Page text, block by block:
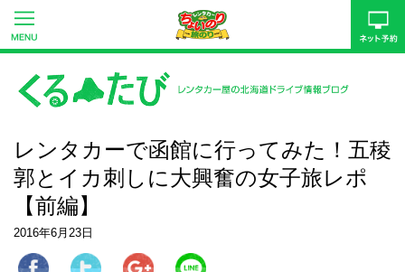
レンタカーで函館に行ってみた！五稜
郭とイカ刺しに大興奮の女子旅レポ
【前編】
2016年6月23日